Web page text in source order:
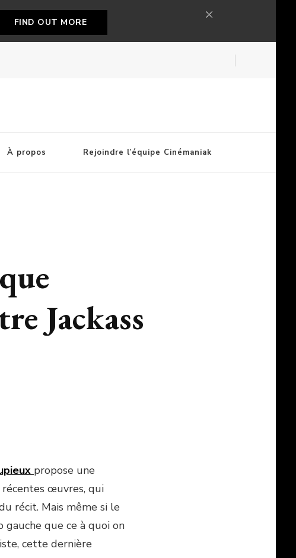
FIND OUT MORE
À propos Rejoindre l’équipe Cinémaniak
Jackass
propose une
œuvres, qui
récit. Mais même si le
que ce à quoi on
cette dernière